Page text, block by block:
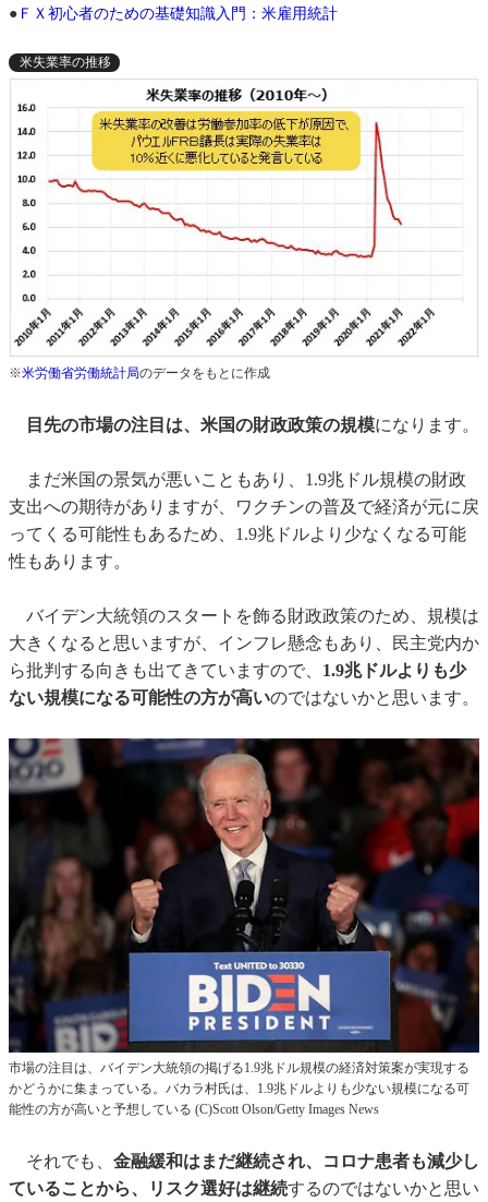
● ＦＸ初心者のための基礎知識入門：米雇用統計
米失業率の推移
※米労働省労働統計局のデータをもとに作成
目先の市場の注目は、米国の財政政策の規模になります。
まだ米国の景気が悪いこともあり、1.9兆ドル規模の財政
支出への期待がありますが、ワクチンの普及で経済が元に戻
ってくる可能性もあるため、1.9兆ドルより少なくなる可能
性もあります。
バイデン大統領のスタートを飾る財政政策のため、規模は
大きくなると思いますが、インフレ懸念もあり、民主党内か
ら批判する向きも出てきていますので、 1.9兆ドルよりも少
ない規模になる可能性の方が高いのではないかと思います。
市場の注目は、バイデン大統領の掲げる1.9兆ドル規模の経済対策案が実現する
かどうかに集まっている。バカラ村氏は、1.9兆ドルよりも少ない規模になる可
能性の方が高いと予想している (C)Scott Olson/Getty Images News
それでも、 金融緩和はまだ継続され、コロナ患者も減少し
ていることから、リスク選好は継続するのではないかと思い